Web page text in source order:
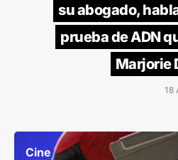
su abogado,
prueba de ADN
Marjorie
18
Cine